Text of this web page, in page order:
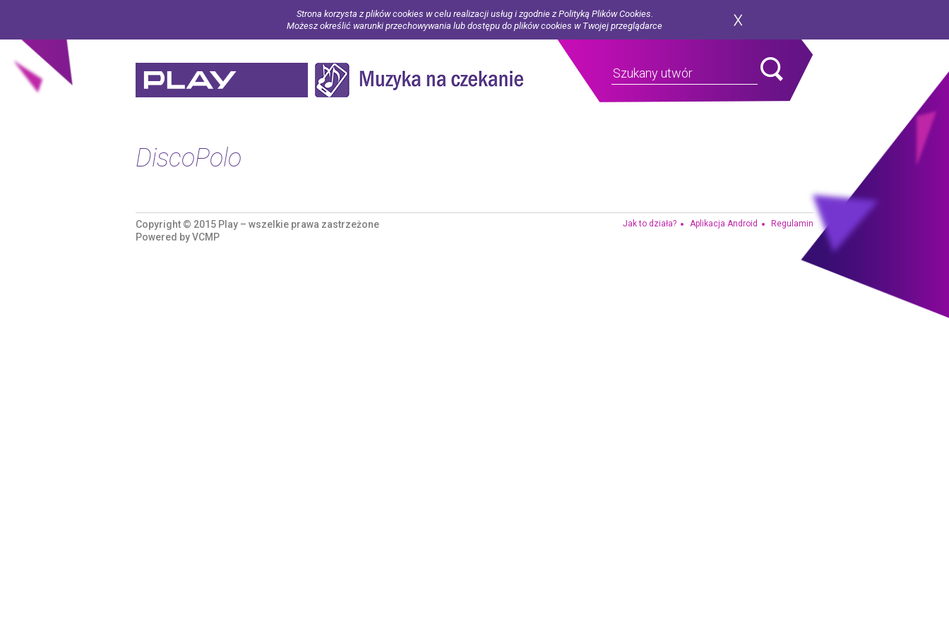
Strona korzysta z plików cookies w celu realizacji usług i zgodnie z Polityką Plików Cookies.
Możesz określić warunki przechowywania lub dostępu do plików cookies w Twojej przeglądarce
DiscoPolo
Copyright © 2015 Play – wszelkie prawa zastrzeżone
Powered byVCMP
Jak to działa? Aplikacja Android Regulamin